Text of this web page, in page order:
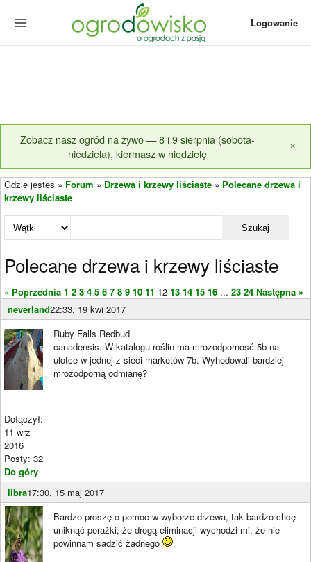
Logowanie
Zobacz nasz ogród na żywo — 8 i 9 sierpnia (sobota-
niedziela), kiermasz w niedzielę
×
Gdzie jesteś » Forum » Drzewa i krzewy liściaste » Polecane drzewa i
krzewy liściaste
Szukaj
Polecane drzewa i krzewy liściaste
« Poprzednia 1 2 3 4 5 6 7 8 9 10 11 12 13 14 15 16 ... 23 24 Następna »
neverland22:33, 19 kwi 2017
Dołączył:
11 wrz
2016
Posty: 32
Do góry
Ruby Falls Redbud
canadensis. W katalogu roślin ma mrozodpornosć 5b na
ulotce w jednej z sieci marketów 7b. Wyhodowali bardziej
mrozodporną odmianę?
libra17:30, 15 maj 2017
Bardzo proszę o pomoc w wyborze drzewa, tak bardzo chcę
uniknąć porażki, że drogą eliminacji wychodzi mi, że nie
powinnam sadzić żadnego